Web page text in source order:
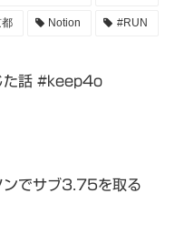
Notion #RUN
た話 #keep4o
ンでサブ3.75を取る